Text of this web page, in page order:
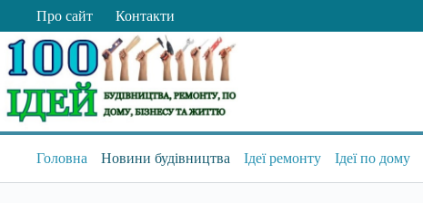
вмісту
Про сайт Контакти
Головна Новини будівництва Ідеї ремонту Ідеї по дому